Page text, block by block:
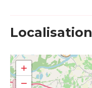
Localisation
+
−